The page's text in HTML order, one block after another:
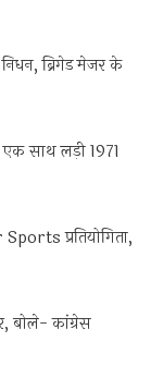
ब्रिगेड मेजर के
साथ लड़ी 1971
प्रतियोगिता,
बोले- कांग्रेस